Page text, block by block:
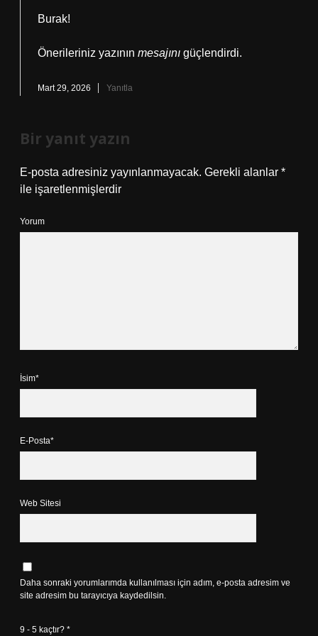
Burak!
Önerileriniz yazının mesajını güçlendirdi.
Mart 29, 2026 Yanıtla
Bir yanıt yazın
E-posta adresiniz yayınlanmayacak. Gerekli alanlar *
ile işaretlenmişlerdir
Yorum
İsim*
E-Posta*
Web Sitesi
Daha sonraki yorumlarımda kullanılması için adım, e-posta adresim ve
site adresim bu tarayıcıya kaydedilsin.
9 - 5 kaçtır? *